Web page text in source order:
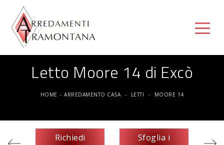
Letto Moore 14 di Excò
HOME - ARREDAMENTO CASA - LETTI - MOORE 14
Richiedi
Sfoglia i